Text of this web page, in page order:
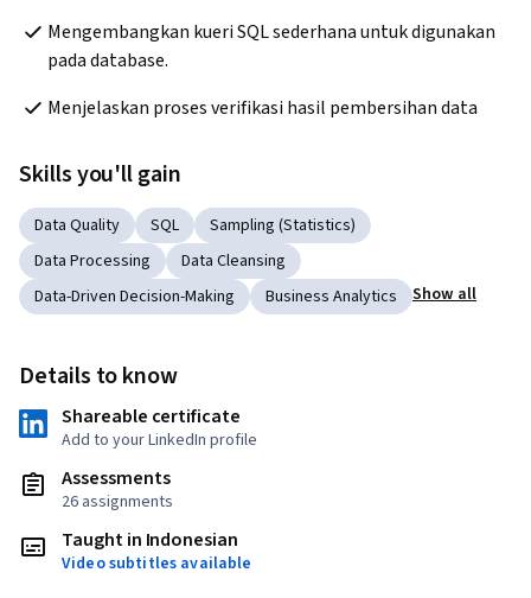
Mengembangkan kueri SQL sederhana untuk digunakan
pada database.
Menjelaskan proses verifikasi hasil pembersihan data
Skills you'll gain
Data Quality SQL
Sampling (Statistics)
Data Processing
Data Cleansing
Data-Driven Decision-Making
Business Analytics Show all
Details to know
Shareable certificate
Add to your LinkedIn profile
Assessments
26 assignments
Taught in Indonesian
Video subtitles available